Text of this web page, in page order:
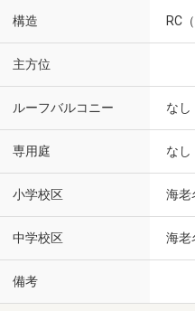
構造 RC
主方位
ルーフバルコニー なし
専用庭 なし
小学校区 海老
中学校区 海老
備考